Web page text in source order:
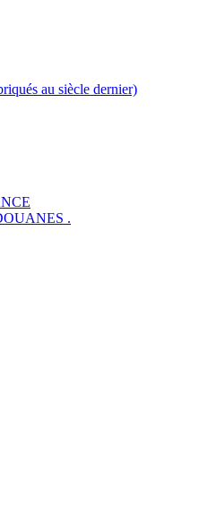
au siècle dernier)
.